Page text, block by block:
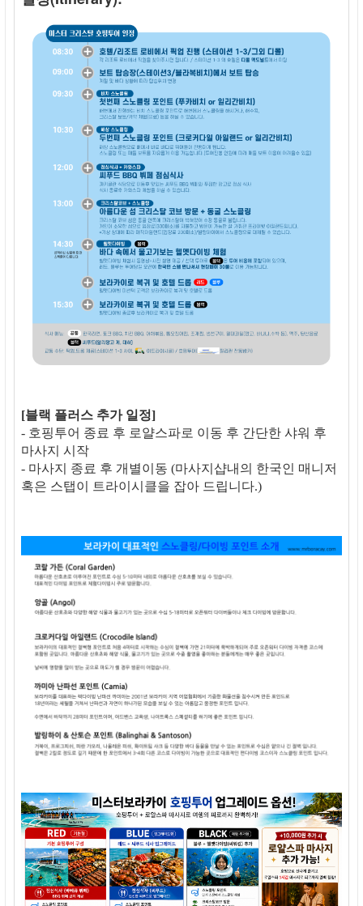
[블랙 플러스 추가 일정]
- 호핑투어 종료 후 로얄스파로 이동 후 간단한 샤워 후
마사지 시작
- 마사지 종료 후 개별이동 (마사지샵내의 한국인 매니저
혹은 스탭이 트라이시클을 잡아 드립니다.)